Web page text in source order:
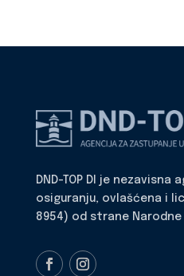
DND-TOP DI je
osiguranju, ovlašćena i
8954) od strane Narodne